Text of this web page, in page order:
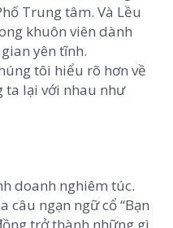
Trung tâm. Và Lều
khuôn viên dành
yên tĩnh.
tôi hiểu rõ hơn về
ta lại với nhau như
doanh nghiêm túc.
câu ngạn ngữ cổ “Bạn